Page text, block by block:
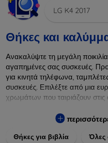
LG K4 2017
Θήκες και
Ανακαλύψτε τη μεγάλη
αγαπημένες σας συσκευές.
για κινητά τηλέφωνα,
συσκευές. Επιλέξτε από μια
χρωμάτων που ταιριάζουν στις
πτώσεις και άλλες φθορές,
και τη διάρκεια ζωής των
Θήκες για βιβλία Όλες